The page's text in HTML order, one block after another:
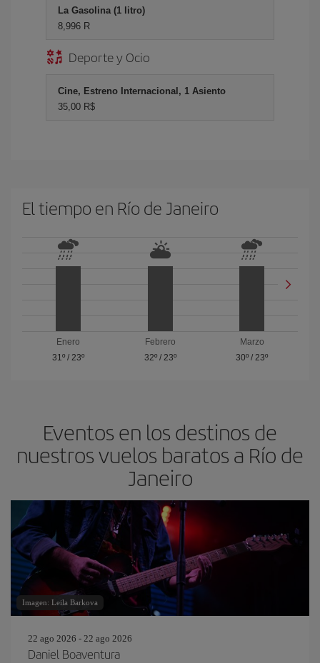
La Gasolina (1 litro)
8,996 R
Deporte y Ocio
Cine, Estreno Internacional, 1 Asiento
35,00 R$
El tiempo en Río de Janeiro
Enero
31º/ 23º
Febrero
32º/ 23º
Marzo
30º /23º
Eventos en los destinos de
nuestros vuelos baratos a Río de
Janeiro
Imagen: Leila Barkova
22 ago 2026 - 22 ago 2026
Daniel Boaventura